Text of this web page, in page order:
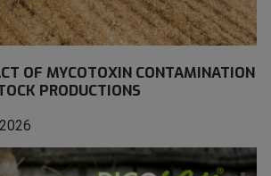
OF MYCOTOXIN CONTAMINATION
PRODUCTIONS